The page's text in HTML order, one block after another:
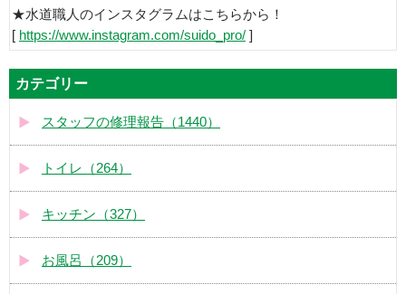
★水道職人のインスタグラムはこちらから！
[ https://www.instagram.com/suido_pro/ ]
カテゴリー
スタッフの修理報告（1440）
トイレ（264）
キッチン（327）
お風呂（209）